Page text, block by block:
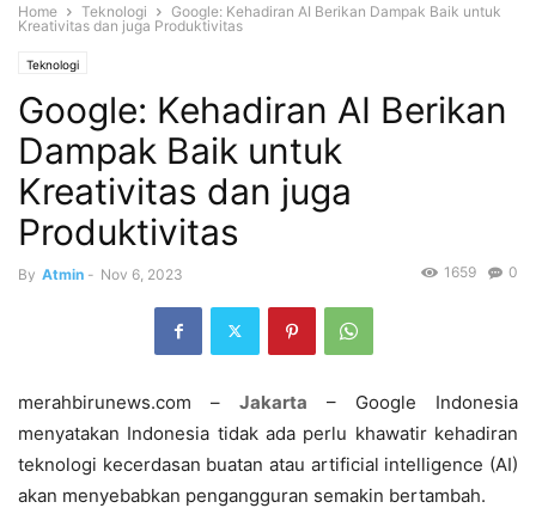
Home Teknologi
Google: Kehadiran AI Berikan Dampak Baik untuk
Kreativitas dan juga Produktivitas
Teknologi
Google: Kehadiran AI Berikan
Dampak Baik untuk
Kreativitas dan juga
Produktivitas
By Atmin - Nov 6, 2023 0
1659
merahbirunews.com – Jakarta – Google Indonesia
menyatakan Indonesia tidak ada perlu khawatir kehadiran
teknologi kecerdasan buatan atau artificial intelligence (AI)
akan menyebabkan pengangguran semakin bertambah.